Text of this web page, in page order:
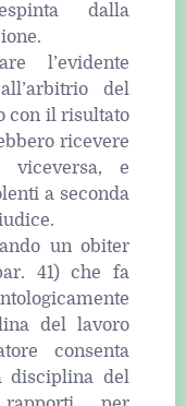
dalla
l’evidente
del
con il risultato
ricevere
viceversa, e
a seconda
un obiter
41) che fa
del lavoro
consenta
disciplina del